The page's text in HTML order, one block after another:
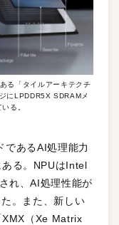
る「タイルアーキテクチ
にLPDDR5X SDRAMメ
る。
であるAI処理能力
る。NPUはIntel
れ、AI処理性能が
。また、新しい
XMX（Xe Matrix